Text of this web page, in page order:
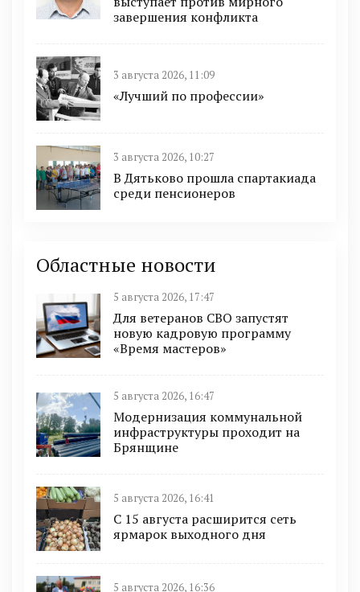
завершения конфликта
3 августа 2026, 11:09
«Лучший по профессии»
3 августа 2026, 10:27
В Дятьково прошла спартакиада
среди пенсионеров
Областные новости
5 августа 2026, 17:47
Для ветеранов СВО запустят
новую кадровую программу
«Время мастеров»
5 августа 2026, 16:47
Модернизация коммунальной
инфраструктуры проходит на
Брянщине
5 августа 2026, 16:41
С 15 августа расширится сеть
ярмарок выходного дня
5 августа 2026, 16:36